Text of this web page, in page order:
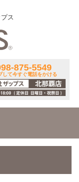
ス
875-5549
して今すぐ電話をかける